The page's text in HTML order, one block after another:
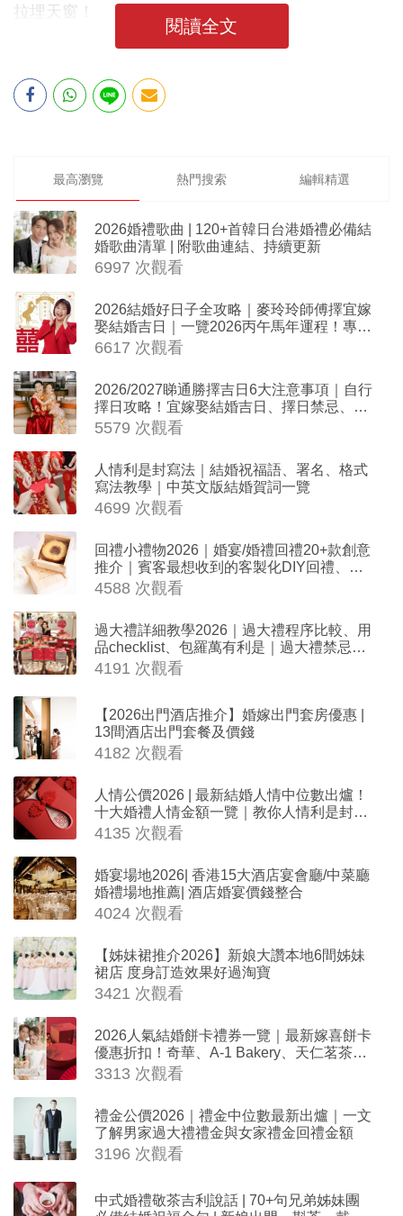
拉埋天窗！
閱讀全文
最高瀏覽 熱門搜索 編輯精選
2026婚禮歌曲 | 120+首韓日台港婚禮必備結
婚歌曲清單 | 附歌曲連結、持續更新
6997 次觀看
2026結婚好日子全攻略｜麥玲玲師傅擇宜嫁
娶結婚吉日｜一覽2026丙午馬年運程！專業
擇日結婚+避開沖煞生肖指南
6617 次觀看
2026/2027睇通勝擇吉日6大注意事項｜自行
擇日攻略！宜嫁娶結婚吉日、擇日禁忌、相
沖生肖一覽
5579 次觀看
人情利是封寫法｜結婚祝福語、署名、格式
寫法教學｜中英文版結婚賀詞一覽
4699 次觀看
回禮小禮物2026｜婚宴/婚禮回禮20+款創意
推介｜賓客最想收到的客製化DIY回禮、姊
妹禮物（持續更新）
4588 次觀看
過大禮詳細教學2026｜過大禮程序比較、用
品checklist、包羅萬有利是｜過大禮禁忌及
吉祥說話
4191 次觀看
【2026出門酒店推介】婚嫁出門套房優惠 |
13間酒店出門套餐及價錢
4182 次觀看
人情公價2026 | 最新結婚人情中位數出爐！
十大婚禮人情金額一覽｜教你人情利是封寫
法
4135 次觀看
婚宴場地2026| 香港15大酒店宴會廳/中菜廳
婚禮場地推薦| 酒店婚宴價錢整合
4024 次觀看
【姊妹裙推介2026】新娘大讚本地6間姊妹
裙店 度身訂造效果好過淘寶
3421 次觀看
2026人氣結婚餅卡禮券一覽｜最新嫁喜餅卡
優惠折扣！奇華、A-1 Bakery、天仁茗茶、
ROYCE'、Paul Lafayet、agnès b.
3313 次觀看
禮金公價2026｜禮金中位數最新出爐｜一文
了解男家過大禮禮金與女家禮金回禮金額
3196 次觀看
中式婚禮敬茶吉利說話 | 70+句兄弟姊妹團